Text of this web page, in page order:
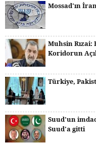
Mossad'ın
Muhsin Rızai:
Koridorun
Türkiye,
Suud'un
Suud'a gitti